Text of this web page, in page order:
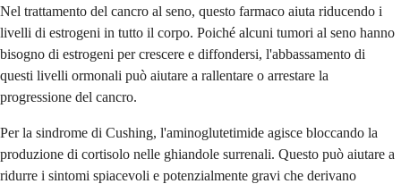
Nel trattamento del cancro al seno, questo farmaco aiuta riducendo i
livelli di estrogeni in tutto il corpo. Poiché alcuni tumori al seno hanno
bisogno di estrogeni per crescere e diffondersi, l'abbassamento di
questi livelli ormonali può aiutare a rallentare o arrestare la
progressione del cancro.
Per la sindrome di Cushing, l'aminoglutetimide agisce bloccando la
produzione di cortisolo nelle ghiandole surrenali. Questo può aiutare a
ridurre i sintomi spiacevoli e potenzialmente gravi che derivano